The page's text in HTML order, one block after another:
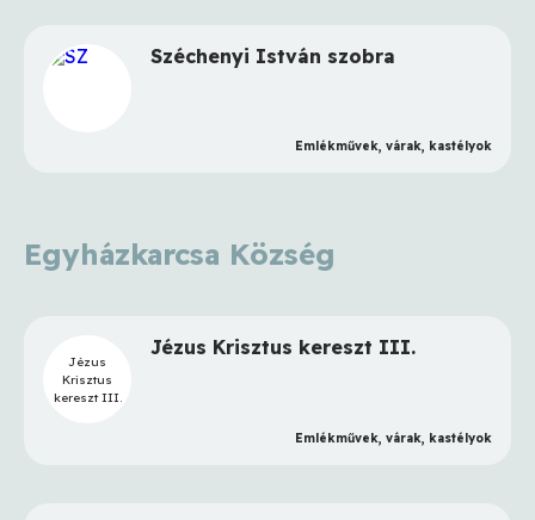
Széchenyi István szobra
Emlékművek, várak, kastélyok
Egyházkarcsa Község
Jézus
Krisztus
kereszt III.
Jézus Krisztus kereszt III.
Emlékművek, várak, kastélyok